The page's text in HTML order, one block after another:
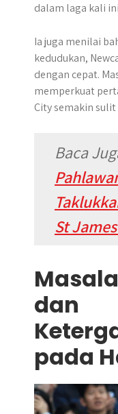
dalam laga kali
Ia juga menilai
kedudukan,
dengan cepat.
memperkuat
City semakin
Baca
St
dan
pada